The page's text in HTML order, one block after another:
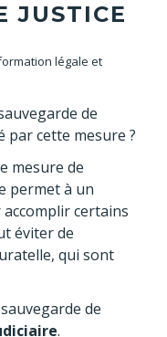
JUSTICE
légale et
de
par cette mesure ?
mesure de
permet à un
certains
éviter de
qui sont
de
.